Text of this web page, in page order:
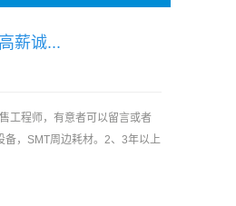
薪诚...
工程师，有意者可以留言或者
备，SMT周边耗材。2、3年以上